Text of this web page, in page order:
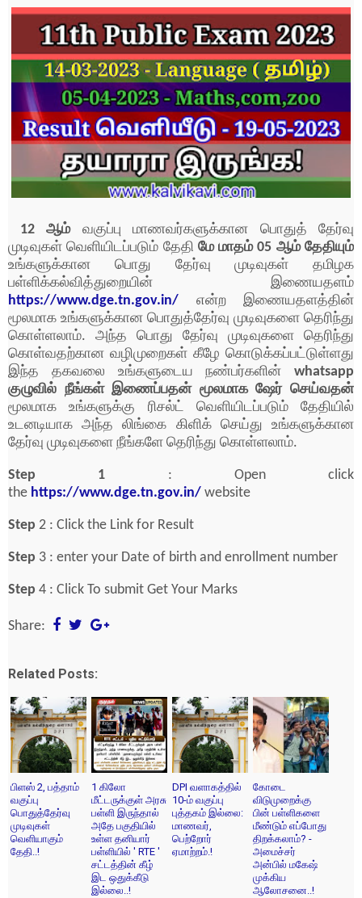
12 ஆம்வகுப்பு மாணவர்களுக்கான பொதுத் தேர்வு
முடிவுகள் வெளியிடப்படும் தேதி மே மாதம் 05 ஆம் தேதியும்
உங்களுக்கான பொது தேர்வு முடிவுகள் தமிழக
பள்ளிக்கல்வித்துறையின் இணையதளம்
https://www.dge.tn.gov.in/ என்ற இணையதளத்தின்
மூலமாக உங்களுக்கான பொதுத்தேர்வு முடிவுகளை தெரிந்து
கொள்ளலாம். அந்த பொது தேர்வு முடிவுகளை தெரிந்து
கொள்வதற்கான வழிமுறைகள் கீழே கொடுக்கப்பட்டுள்ளது
இந்த தகவலை உங்களுடைய நண்பர்களின் whatsapp
குழுவில் நீங்கள் இணைப்பதன் மூலமாக ஷேர் செய்வதன்
மூலமாக உங்களுக்கு ரிசல்ட் வெளியிடப்படும் தேதியில்
உடனடியாக அந்த லிங்கை கிளிக் செய்து உங்களுக்கான
தேர்வு முடிவுகளை நீங்களே தெரிந்து கொள்ளலாம்.
Step 1 : Open click
the https://www.dge.tn.gov.in/ website
Step 2 : Click the Link for Result
Step 3 : enter your Date of birth and enrollment number
Step 4 : Click To submit Get Your Marks
Share:
Related Posts:
பிளஸ் 2, பத்தாம்
வகுப்பு
பொதுத்தேர்வு
முடிவுகள்
வெளியாகும்
தேதி..!
1 கிலோ
மீட்டருக்குள் அரசு
பள்ளி இருந்தால்
அதே பகுதியில்
உள்ள தனியார்
பள்ளியில் ' RTE '
சட்டத்தின் கீழ்
இட ஒதுக்கீடு
இல்லை..!
DPI வளாகத்தில்
10-ம் வகுப்பு
புத்தகம் இல்லை:
மாணவர்,
பெற்றோர்
ஏமாற்றம்.!
கோடை
விடுமுறைக்கு
பின் பள்ளிகளை
மீண்டும் எப்போது
திறக்கலாம்? -
அமைச்சர்
அன்பில் மகேஷ்
முக்கிய
ஆலோசனை..!